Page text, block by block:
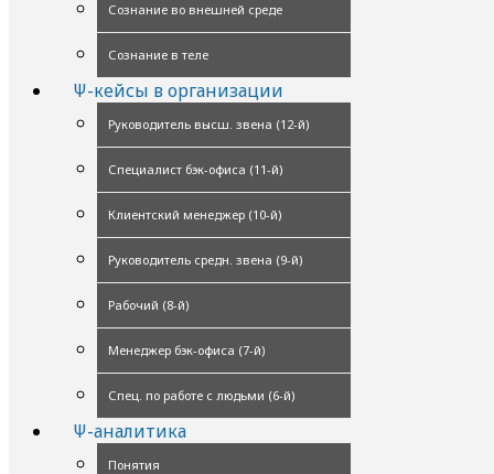
Сознание во внешней среде
Сознание в теле
Ψ-кейсы в организации
Руководитель высш. звена (12-й)
Специалист бэк-офиса (11-й)
Клиентский менеджер (10-й)
Руководитель средн. звена (9-й)
Рабочий (8-й)
Менеджер бэк-офиса (7-й)
Спец. по работе с людьми (6-й)
Ψ-аналитика
Понятия